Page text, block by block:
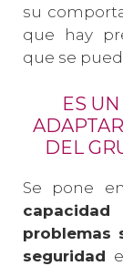
su
que hay
que se
ES
DEL
Se pone
problemas
seguridad